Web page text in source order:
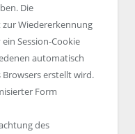
Die
Wiedererkennung
Session-Cookie
automatisch
erstellt wird.
Form
des